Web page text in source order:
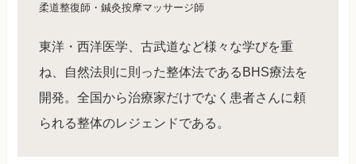
柔道整復師・鍼灸按摩マッサージ師
東洋・西洋医学、古武道など様々な学びを重
ね、自然法則に則った整体法であるBHS療法を
開発。全国から治療家だけでなく患者さんに頼
られる整体のレジェンドである。